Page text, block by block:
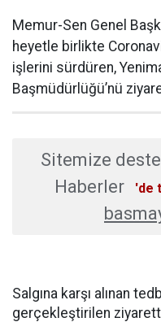
Memur-Sen Genel
heyetle birlikte
işlerini sürdüren,
Başmüdürlüğü’nü
Sitemize
Haberler
'de
Salgına karşı alınan
gerçekleştirilen